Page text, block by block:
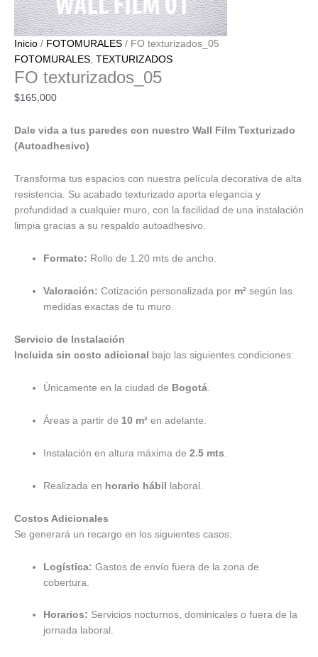
Inicio / FOTOMURALES / FO texturizados_05
FOTOMURALES TEXTURIZADOS
FO texturizados_05
$165,000
Dale vida a tus paredes con nuestro Wall Film Texturizado
(Autoadhesivo)
Transforma tus espacios con nuestra película decorativa de alta
resistencia. Su acabado texturizado aporta elegancia y
profundidad a cualquier muro, con la facilidad de una instalación
limpia gracias a su respaldo autoadhesivo.
Formato: Rollo de 1.20 mts de ancho.
Valoración: Cotización personalizada por m² según las
medidas exactas de tu muro.
Servicio de Instalación
Incluida sin costo adicional
bajo las siguientes condiciones:
Únicamente en la ciudad de Bogotá
Áreas a partir de 10 m² en adelante.
Instalación en altura máxima de2.5 mts
Realizada en horario hábil laboral.
Costos Adicionales
Se generará un recargo en los siguientes casos:
Logística: Gastos de envío fuera de la zona de
cobertura.
Horarios: Servicios nocturnos, dominicales o fuera de la
jornada laboral.